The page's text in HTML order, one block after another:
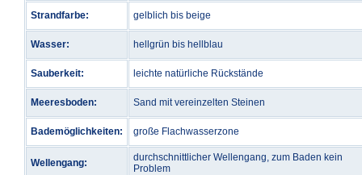
Strandfarbe: gelblich bis beige
Wasser: hellgrün bis hellblau
Sauberkeit: leichte natürliche Rückstände
Meeresboden: Sand mit vereinzelten Steinen
Bademöglichkeiten: große Flachwasserzone
Wellengang:
durchschnittlicher Wellengang, zum Baden kein
Problem